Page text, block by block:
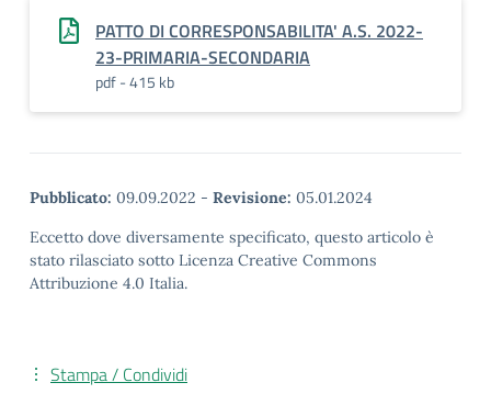
PATTO DI CORRESPONSABILITA' A.S. 2022-
23-PRIMARIA-SECONDARIA
pdf - 415 kb
Pubblicato: 09.09.2022 - Revisione: 05.01.2024
Eccetto dove diversamente specificato, questo articolo è
stato rilasciato sotto Licenza Creative Commons
Attribuzione 4.0 Italia.
Stampa / Condividi